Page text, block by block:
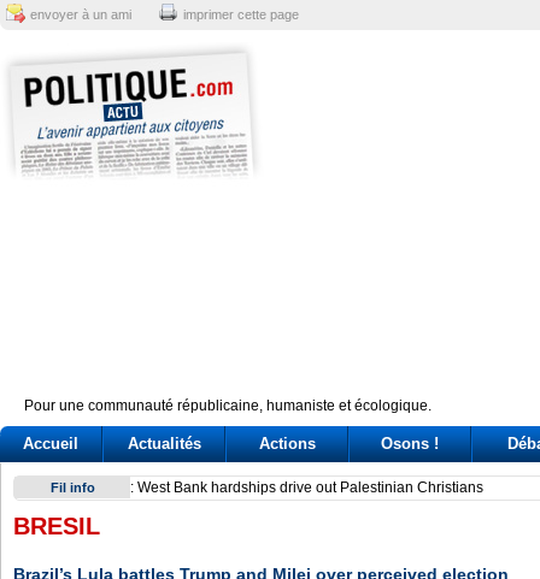
envoyer à un ami imprimer cette page
Pour une communauté républicaine, humaniste et écologique.
Accueil Actualités Actions Osons !
Fil info Sindicato italiano lleva a Cuba su solidaridad en centenario
BRESIL
Brazil’s Lula battles Trump and Milei over perceived election